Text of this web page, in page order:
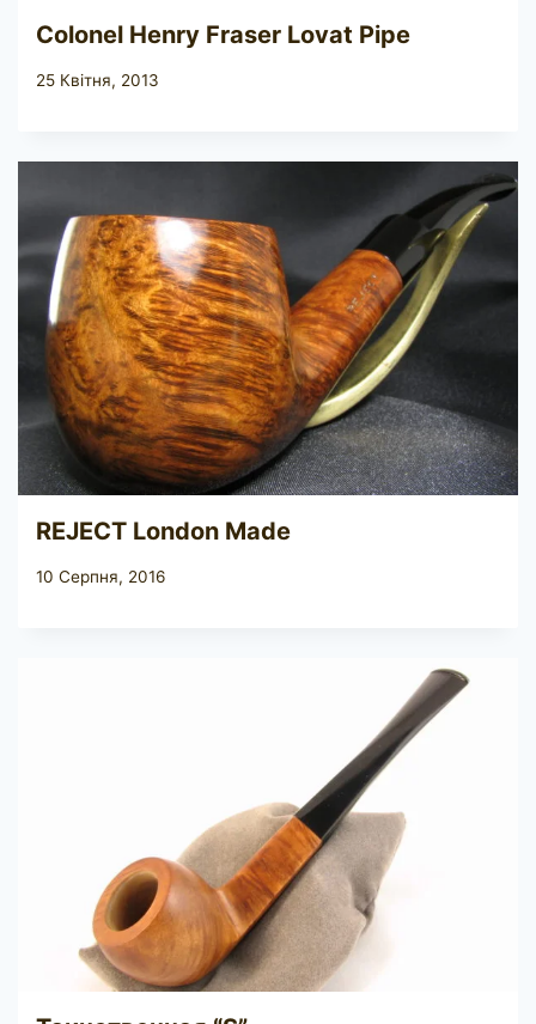
Colonel Henry Fraser Lovat Pipe
25 Квітня, 2013
REJECT London Made
10 Серпня, 2016